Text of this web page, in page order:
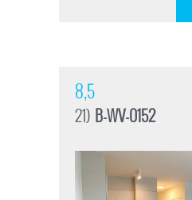
8,5
21) B-WV-0152